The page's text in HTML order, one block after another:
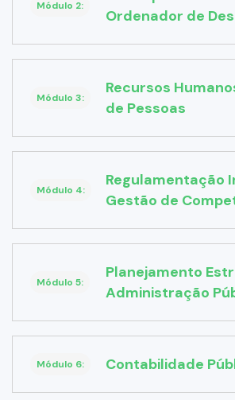
Módulo 2:
Ordenador de
Módulo 3:
Recursos
de Pessoas
Módulo 4:
Regulamentação
Gestão de
Módulo 5:
Planejamento
Administração
Módulo 6: Contabilidade